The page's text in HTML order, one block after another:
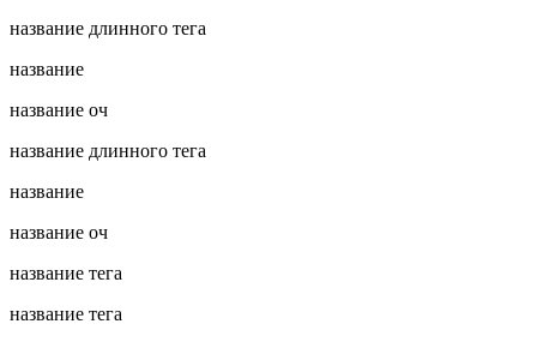
название длинного тега
название
название оч
название длинного тега
название
название оч
название тега
название тега